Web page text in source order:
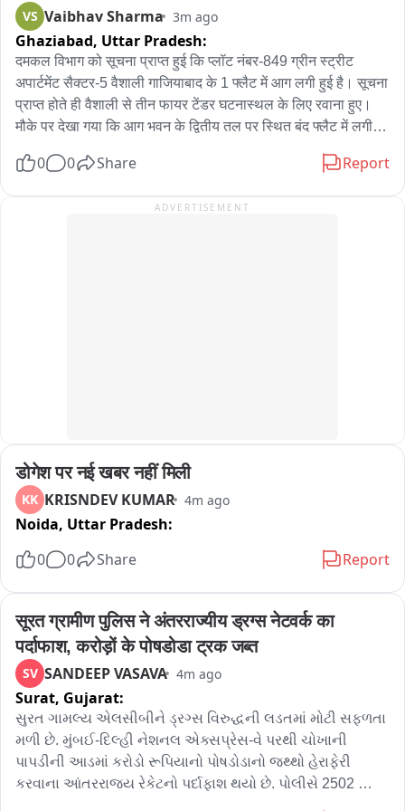
तलाश में जुटी है
VS Vaibhav Sharma 3m ago
Ghaziabad, Uttar Pradesh:
दमकल विभाग को सूचना प्राप्त हुई कि प्लॉट नंबर-849 ग्रीन स्ट्रीट
अपार्टमेंट सैक्टर-5 वैशाली गाजियाबाद के 1 फ्लैट में आग लगी हुई है। सूचना
प्राप्त होते ही वैशाली से तीन फायर टेंडर घटनास्थल के लिए रवाना हुए।
मौके पर देखा गया कि आग भवन के द्वितीय तल पर स्थित बंद फ्लैट में लगी
के माध्यम से होज लाईन फैलाकर अग्निशमन कार्य शुरू किया। साथ ही भवन
आग की लपटे और धुआ बहुत अधिक था। फायर यूनिट की त्वरित कार्यवाही
0 0 Share Report
ADVERTISEMENT
डोगेश पर नई खबर नहीं मिली
KK KRISNDEV KUMAR 4m ago
Noida, Uttar Pradesh:
0
0 Share Report
सूरत ग्रामीण पुलिस ने अंतरराज्यीय ड्रग्स नेटवर्क का
पर्दाफाश, करोड़ों के पोषडोडा ट्रक जब्त
SV SANDEEP VASAVA 4m ago
Surat, Gujarat:
સુરત ગામલ્ય એલસીબીને ડ્રગ્સ વિરુદ્ધની લડતમાં મોટી સફળતા
મળી છે. મુંબઈ-દિલ્હી નેશનલ એક્સપ્રેસ-વે પરથી ચોખાની
પાપડીની આડમાં કરોડો રૂપિયાનો પોષડોડાનો જથ્થો હેરાફેરી
કરવાના આંતરરાજ્ય રેકેટનો પર્દાફાશ થયો છે. પોલીસે 2502